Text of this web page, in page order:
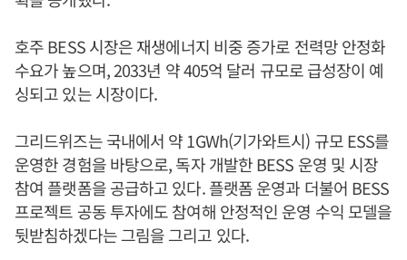
호주 BESS 시장은 재생에너지 비중 증가로 전력망 안정화
수요가 높으며, 2033년 약 405억 달러 규모로 급성장이 예
싱되고 있는 시장이다.
그리드위즈는 국내에서 약 1GWh(기가와트시) 규모 ESS를
운영한 경험을 바탕으로, 독자 개발한 BESS 운영 및 시장
참여 플랫폼을 공급하고 있다. 플랫폼 운영과 더불어 BESS
프로젝트 공동 투자에도 참여해 안정적인 운영 수익 모델을
뒷받침하겠다는 그림을 그리고 있다.